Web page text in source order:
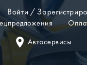
Войти /
Автосервисы